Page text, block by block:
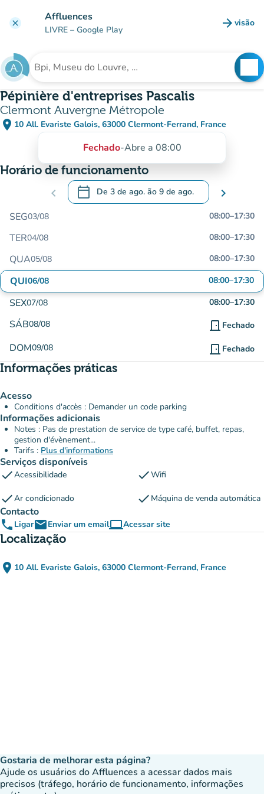
clear Affluences
LIVRE – Google Play arrow_forward visão
(novo
Procura uma instituição
Pépinière d'entreprises Pascalis
Clermont Auvergne Métropole
place 10 All. Evariste Galois, 63000 Clermont-Ferrand, France
(abrir no Google Maps)
(novo separador)
Fechado-Abre a 08:00
Horário de funcionamento
chevron_left calendar_today De 3 de ago. ão 9 de ago.
.Abra o calendário para alterar as datas
chevron_right
SEG03/08 08:00–17:30
TER04/08 08:00–17:30
QUA05/08 08:00–17:30
QUI06/08 08:00–17:30
SEX07/08 08:00–17:30
SÁB08/08 door_front Fechado
DOM09/08 door_front Fechado
Informações práticas
Acesso
Conditions d'accès : Demander un code parking
Informações adicionais
Notes : Pas de prestation de service de type café, buffet, repas,
gestion d'évènement...
Tarifs : Plus d'informations
Serviços disponíveis
checkAcessibilidade checkWifi
checkAr condicionado check Máquina de venda automática
Contacto
phone LigaremailEnviar um emailcomputerAcessar site
(novo separador)
Localização
place 10 All. Evariste Galois, 63000 Clermont-Ferrand, France
(abrir no Google Maps)
(novo separador)
Gostaria de melhorar esta página?
Ajude os usuários do Affluences a acessar dados mais
precisos (tráfego, horário de funcionamento, informações